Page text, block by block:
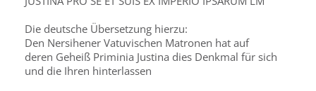
Die deutsche Übersetzung hierzu:
Den Nersihener Vatuvischen Matronen hat auf
deren Geheiß Priminia Justina dies Denkmal für sich
und die Ihren hinterlassen